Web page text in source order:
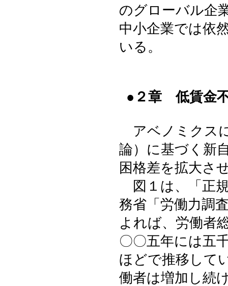
のグローバル企
中小企業では依
いる。
●２章 低賃金
アベノミクス
論）に基づく新
困格差を拡大さ
図１は、「正
務省「労働力調
よれば、労働者
〇〇五年には五
ほどで推移して
働者は増加し続